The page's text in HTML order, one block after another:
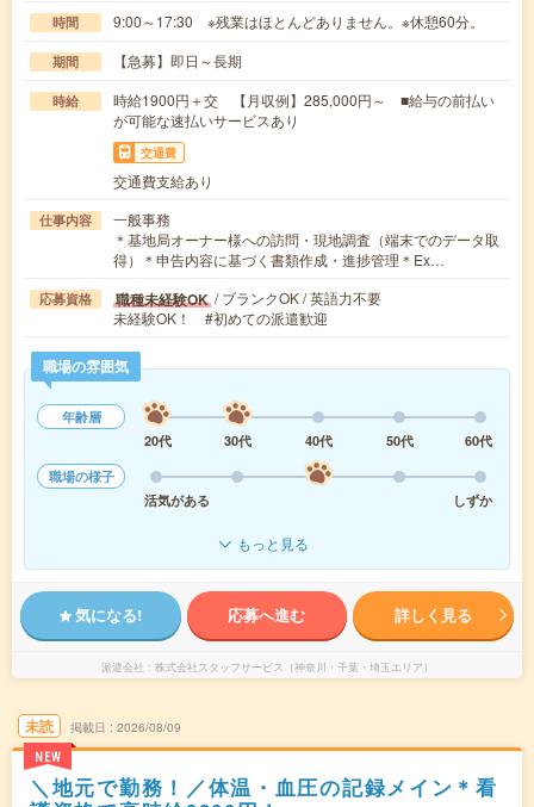
時間 9:00～17:30 ※残業はほとんどありません。※休憩60分。
期間 【急募】即日～長期
時給
時給1900円＋交 【月収例】285,000円～ ■給与の前払い
が可能な速払いサービスあり
交通費
交通費支給あり
仕事内容
一般事務
＊基地局オーナー様への訪問・現地調査（端末でのデータ取
得）＊申告内容に基づく書類作成・進捗管理＊Ex…
応募資格 職種未経験OK / ブランクOK / 英語力不要
未経験OK！ #初めての派遣歓迎
職場の雰囲気
年齢層
20代
30代 40代 50代
60代
職場の様子
活気がある
しずか
もっと見る
気になる! 応募へ進む 詳しく見る
派遣会社 株式会社スタッフサービス（神奈川・千葉・埼玉エリア）
未読
NEW
掲載日 2026/08/09
＼地元で勤務！／体温・血圧の記録メイン＊看